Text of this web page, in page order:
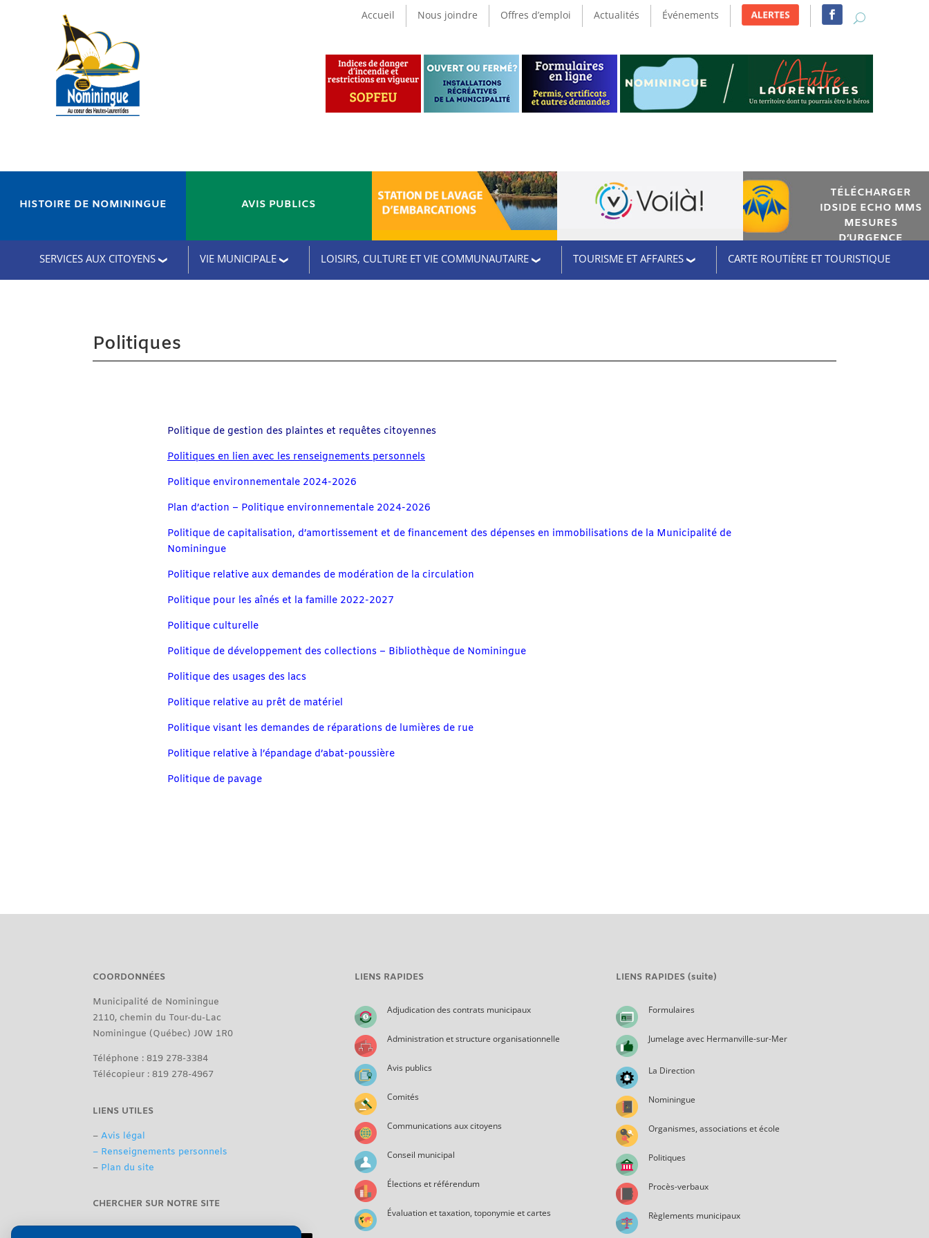
Accueil Nous joindre Offres d’emploi Actualités Événements
HISTOIRE DE NOMININGUE AVIS PUBLICS
TÉLÉCHARGER
IDSIDE ECHO MMS
MESURES
D’URGENCE
SERVICES AUX CITOYENS
VIE MUNICIPALE LOISIRS, CULTURE ET VIE COMMUNAUTAIRE TOURISME ET AFFAIRES CARTE ROUTIÈRE ET TOURISTIQUE
Politiques
Politique de gestion des plaintes et requêtes citoyennes
Politiques en lien avec les renseignements personnels
Politique environnementale 2024-2026
Plan d’action – Politique environnementale 2024-2026
Politique de capitalisation, d’amortissement et de financement des dépenses en immobilisations de la Municipalité de
Nominingue
Politique relative aux demandes de modération de la circulation
Politique pour les aînés et la famille 2022-2027
Politique culturelle
Politique de développement des collections – Bibliothèque de Nominingue
Politique des usages des lacs
Politique relative au prêt de matériel
Politique visant les demandes de réparations de lumières de rue
Politique relative à l’épandage d’abat-poussière
Politique de pavage
COORDONNÉES
Municipalité de Nominingue
2110, chemin du Tour-du-Lac
Nominingue (Québec) J0W 1R0
Téléphone : 819 278-3384
Télécopieur : 819 278-4967
LIENS UTILES
–Avis légal
– Renseignements personnels
– Plan du site
CHERCHER SUR NOTRE SITE
LIENS RAPIDES
Adjudication des contrats municipaux
Administration et structure organisationnelle
Avis publics
Comités
Communications aux citoyens
Conseil municipal
Élections et référendum
Évaluation et taxation, toponymie et cartes
LIENS RAPIDES (suite)
Formulaires
Jumelage avec Hermanville-sur-Mer
La Direction
Nominingue
Organismes, associations et école
Politiques
Procès-verbaux
Règlements municipaux